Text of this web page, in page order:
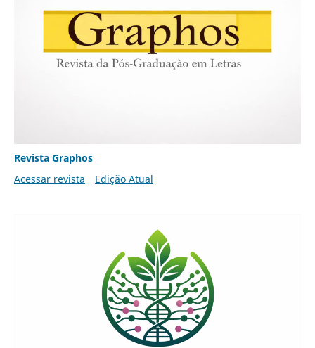
Revista Graphos
Acessar revista
Edição Atual